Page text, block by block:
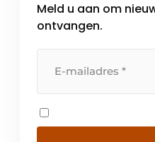
Meld u aan om
ontvangen.